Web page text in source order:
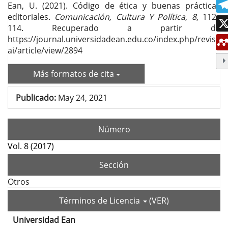
Ean, U. (2021). Código de ética y buenas prácticas
editoriales. Comunicación, Cultura Y Política, 8, 112–
114. Recuperado a partir de
https://journal.universidadean.edu.co/index.php/revist
ai/article/view/2894
Más formatos de cita
Publicado: May 24, 2021
Número
Vol. 8 (2017)
Sección
Otros
Términos de Licencia
(VER)
Universidad Ean